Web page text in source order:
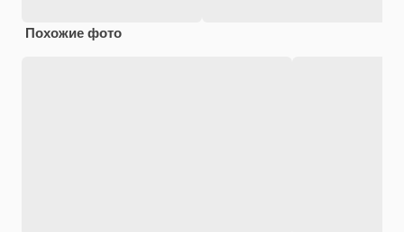
Похожие фото